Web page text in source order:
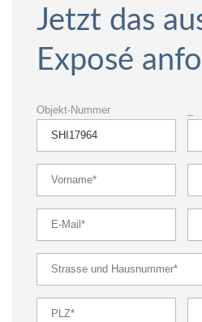
Jetzt das
Exposé
Objekt-Nummer